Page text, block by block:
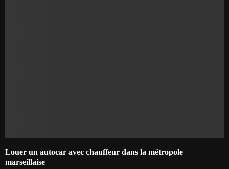
Louer un autocar avec chauffeur dans la métropole
marseillaise